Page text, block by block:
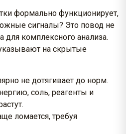
формально функционирует,
сигналы? Это повод не
для комплексного анализа.
на скрытые
не дотягивает до норм.
соль, реагенты и
ломается, требуя